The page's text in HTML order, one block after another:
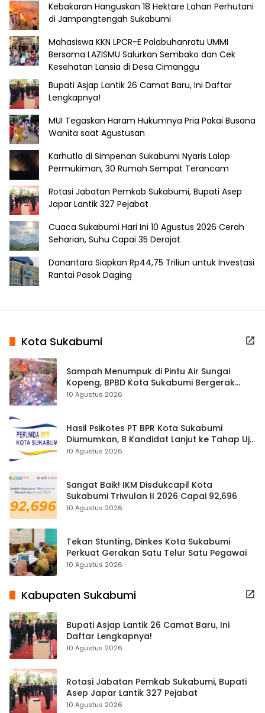
Kebakaran Hanguskan 18 Hektare Lahan Perhutani
di Jampangtengah Sukabumi
Mahasiswa KKN LPCR-E Palabuhanratu UMMI
Bersama LAZISMU Salurkan Sembako dan Cek
Kesehatan Lansia di Desa Cimanggu
Bupati Asjap Lantik 26 Camat Baru, Ini Daftar
Lengkapnya!
MUI Tegaskan Haram Hukumnya Pria Pakai Busana
Wanita saat Agustusan
Karhutla di Simpenan Sukabumi Nyaris Lalap
Permukiman, 30 Rumah Sempat Terancam
Rotasi Jabatan Pemkab Sukabumi, Bupati Asep
Japar Lantik 327 Pejabat
Cuaca Sukabumi Hari Ini 10 Agustus 2026 Cerah
Seharian, Suhu Capai 35 Derajat
Danantara Siapkan Rp44,75 Triliun untuk Investasi
Rantai Pasok Daging
Kota Sukabumi
Sampah Menumpuk di Pintu Air Sungai
Kopeng, BPBD Kota Sukabumi Bergerak
Cegah Banjir
10 Agustus 2026
Hasil Psikotes PT BPR Kota Sukabumi
Diumumkan, 8 Kandidat Lanjut ke Tahap Uji
Kelayakan
10 Agustus 2026
Sangat Baik! IKM Disdukcapil Kota
Sukabumi Triwulan II 2026 Capai 92,696
10 Agustus 2026
Tekan Stunting, Dinkes Kota Sukabumi
Perkuat Gerakan Satu Telur Satu Pegawai
10 Agustus 2026
Kabupaten Sukabumi
Bupati Asjap Lantik 26 Camat Baru, Ini
Daftar Lengkapnya!
10 Agustus 2026
Rotasi Jabatan Pemkab Sukabumi, Bupati
Asep Japar Lantik 327 Pejabat
10 Agustus 2026